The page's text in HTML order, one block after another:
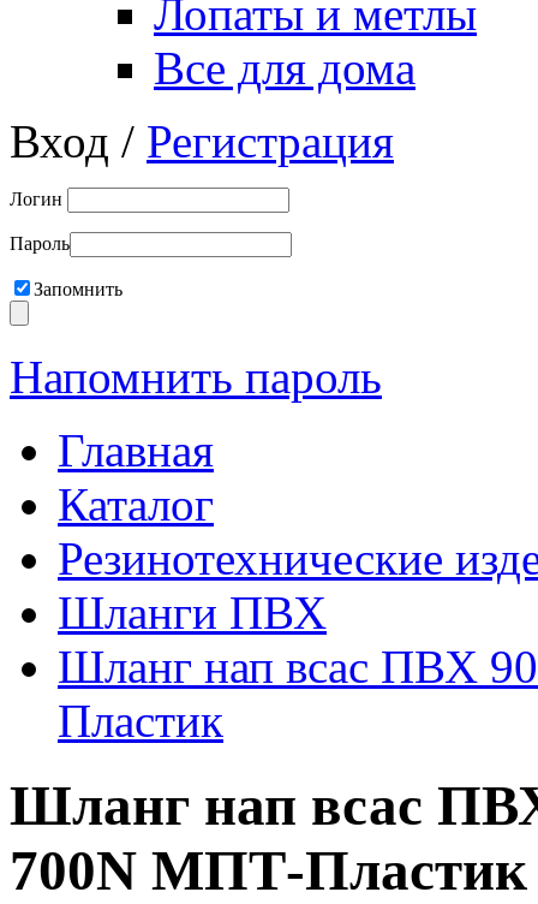
Лопаты и метлы
Все для дома
Вход / Регистрация
Логин
Пароль
Запомнить
Напомнить пароль
Главная
Каталог
Резинотехнические
Шланги ПВХ
Шланг нап всас ПВХ
Пластик
Шланг нап всас
700N МПТ-Пластик